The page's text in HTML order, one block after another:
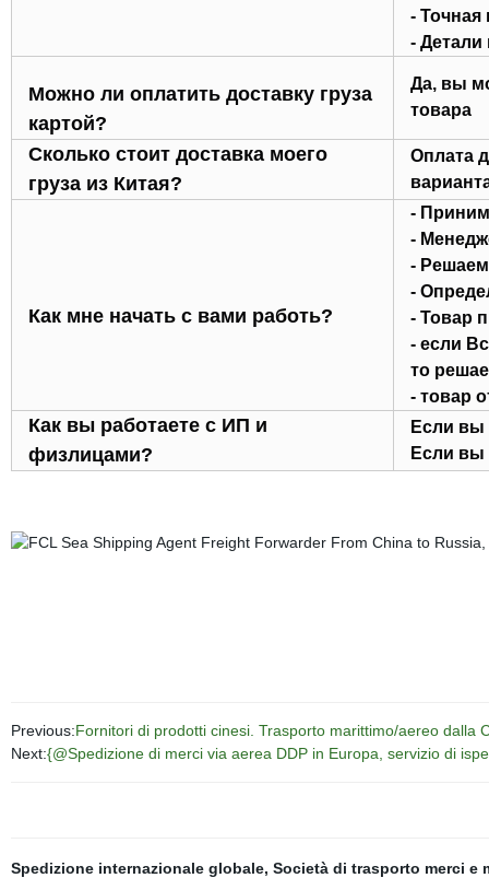
- Точная
-
Можно ли оплатить доставку груза
картой?
Да, вы
товара
Сколько стоит доставка моего
груза из Китая?
Оплата
Как мне начать с вами работь?
-
-
-
-
- Товар
- если
то
- товар
Как вы работаете с ИП и
физлицами?
Если вы
Если вы
Previous:Fornitori di prodotti cinesi. Trasporto marittimo/aereo dalla
Next:{@Spedizione di merci via aerea DDP in Europa, servizio di
Spedizione internazionale globale, Società di trasporto merci e